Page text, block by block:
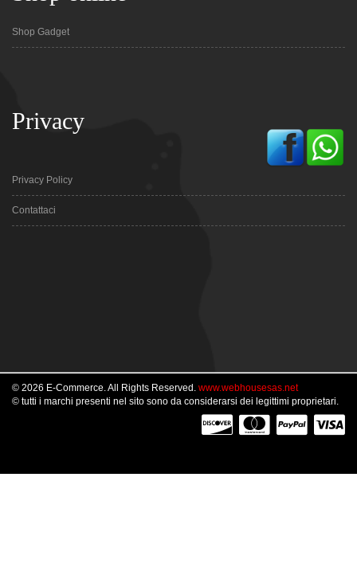
Shop Gadget
Privacy
Privacy Policy
Contattaci
© 2026 E-Commerce. All Rights Reserved. www.webhousesas.net
© tutti i marchi presenti nel sito sono da considerarsi dei legittimi proprietari.